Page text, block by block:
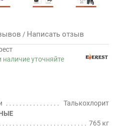
/ Написать отзыв
наличие уточняйте
Талькохлорит
765 кг